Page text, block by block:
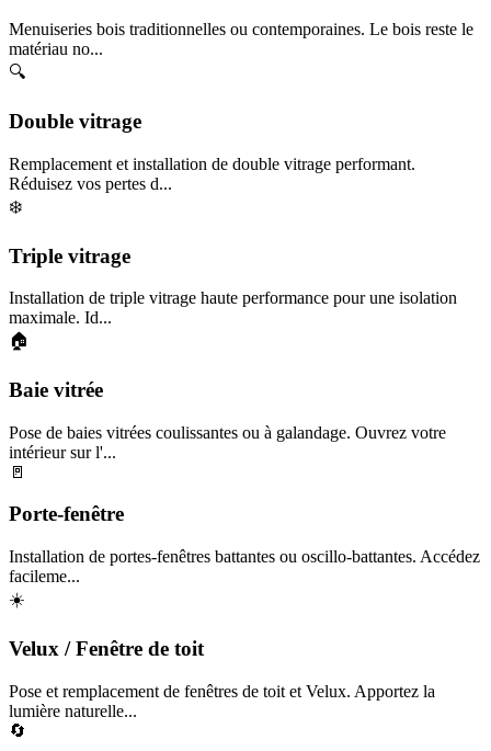
Menuiseries bois traditionnelles ou contemporaines. Le bois reste le
matériau no...
🔍
Double vitrage
Remplacement et installation de double vitrage performant.
Réduisez vos pertes d...
❄️
Triple vitrage
Installation de triple vitrage haute performance pour une isolation
maximale. Id...
🏠
Baie vitrée
Pose de baies vitrées coulissantes ou à galandage. Ouvrez votre
intérieur sur l'...
🚪
Porte-fenêtre
Installation de portes-fenêtres battantes ou oscillo-battantes. Accédez
facileme...
☀️
Velux / Fenêtre de toit
Pose et remplacement de fenêtres de toit et Velux. Apportez la
lumière naturelle...
🔄